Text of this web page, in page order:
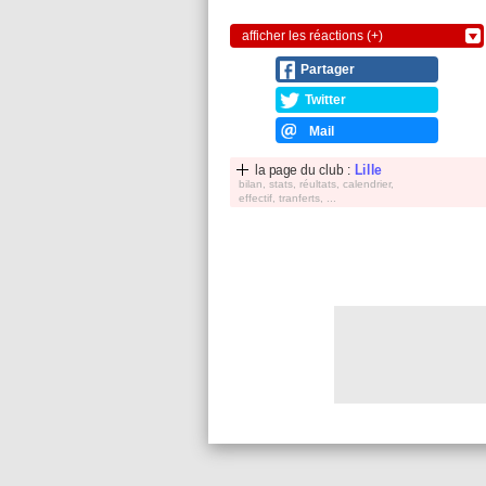
afficher les réactions (+)
Partager
Twitter
Mail
la page du club : Lille
bilan, stats, réultats, calendrier,
effectif, tranferts, ...